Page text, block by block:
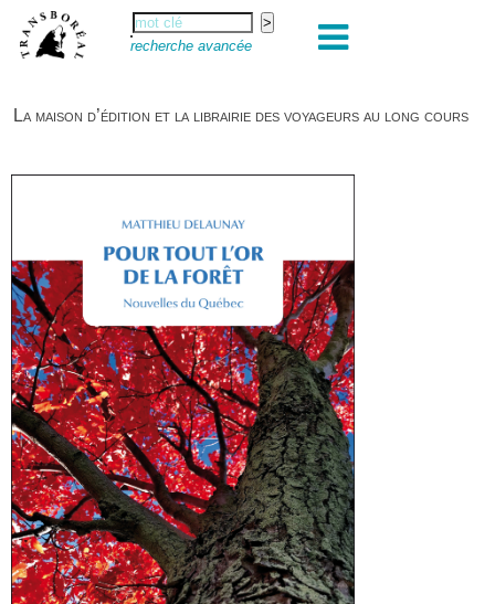
recherche avancée
La maison d’édition et la librairie des voyageurs au long cours